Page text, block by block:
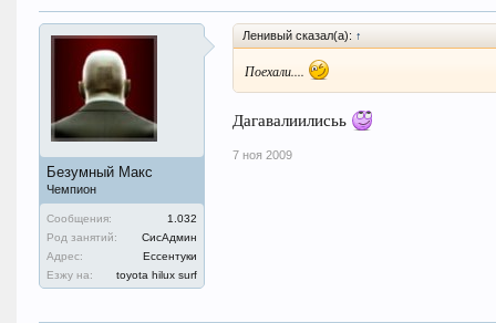
Безумный Макс
Чемпион
Сообщения:
1.032
Род занятий:
СисАдмин
Адрес:
Ессентуки
Езжу на:
toyota hilux surf
Ленивый сказал(а): ↑
Поехали....
Дагавалиилисьь
7 ноя 2009